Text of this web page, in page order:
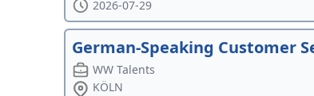
2026-07-29
German-Speaking Customer
WW Talents
KÖLN